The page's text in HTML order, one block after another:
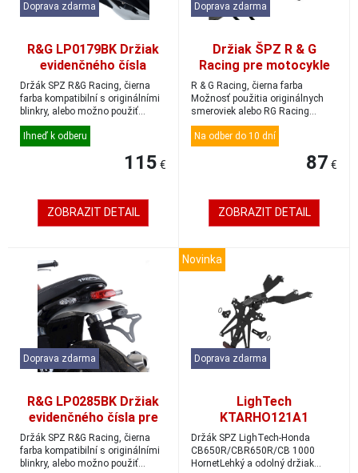
Doprava zdarma
R&G LP0179BK Držiak
evidenčného čísla
Aprilia RSV4/TUONO V4
Držák SPZ R&G Racing, čierna
farba kompatibilní s originálními
blinkry, alebo možno použiť
mini/mikr...
Ihneď k odberu
115 €
ZOBRAZIT DETAIL
Doprava zdarma
Držiak ŠPZ R & G
Racing pre motocykle
SUZUKI GSXR600/750
L1, čierny
R & G Racing, čierna farba
Možnosť použitia originálnych
smeroviek alebo RG Racing
mikroblinkry ...
Na odber do 10 dní
87 €
ZOBRAZIT DETAIL
Doprava zdarma
R&G LP0285BK Držiak
evidenčného čísla pre
Kawasaki Ninja
1000SX/Ninja 1100SX
Držák SPZ R&G Racing, čierna
farba kompatibilní s originálními
blinkry, alebo možno použiť
Novinka
Doprava zdarma
LighTech
KTARHO121A1
Nastaviteľný držiak
evidenčného čísla
Honda
Držák SPZ LighTech-Honda
CB650R/CBR650R/CB 1000
HornetLehký a odolný držiak